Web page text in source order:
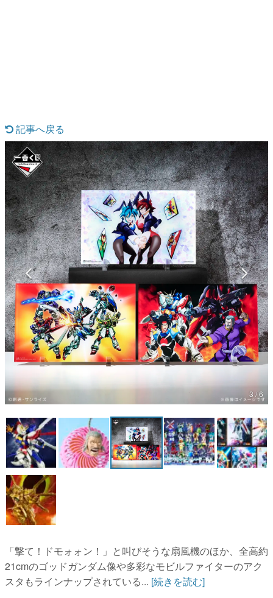
なんでゲームは面白い？
ゲーム開発者・hamatsu氏がゲームの魅力を画面や操作の
具体的な形から解き明かしていく、硬派で骨太な評論連載
です。
ゲームが変えた日本語
「経験値」「裏技」「ラスボス」… ゲームにまつわる言葉
の起源や用法の変遷を、コンピューター文化史研究家・タ
イニーP氏が徹底調査。
カテゴリ
特集記事
マンガ
女性向け
アプリレビュー
その他
電ファミニコゲーマーとは？
運営：株式会社マレ
記事へ戻る
3 / 6
「撃て！ドモォォン！」と叫びそうな扇風機のほか、全高約
21cmのゴッドガンダム像や多彩なモビルファイターのアク
スタもラインナップされている... [続きを読む]